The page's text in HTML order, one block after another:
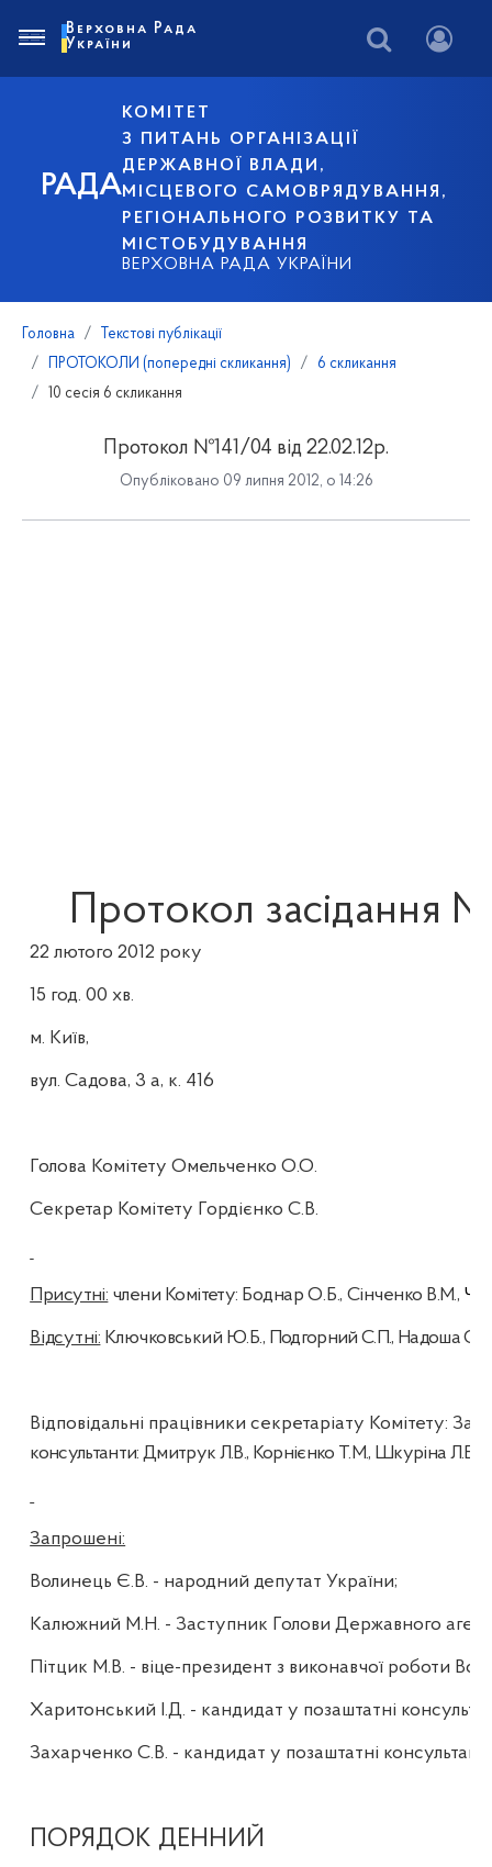
РАДА
КОМІТЕТ
З ПИТАНЬ ОРГАНІЗАЦІЇ
ДЕРЖАВНОЇ ВЛАДИ,
МІСЦЕВОГО САМОВРЯДУВАННЯ,
РЕГІОНАЛЬНОГО РОЗВИТКУ ТА
МІСТОБУДУВАННЯ
ВЕРХОВНА РАДА УКРАЇНИ
Верховна Рада
України
Головна
Текстові публікації
ПРОТОКОЛИ (попередні скликання)
6 скликання
10 сесія 6 скликання
Протокол №141/04 від 22.02.12р.
Опубліковано 09 липня 2012, о 14:26
Протокол засідання
22лютого 2012 року
15 год. 00 хв.
м. Київ,
вул. Садова, 3 а, к. 416
Голова КомітетуОмельченко О.О.
Секретар Комітету Гордієнко С.В.
Присутні: члени Комітету: Боднар О.Б., Сінченко В.М.,
Відсутні: Ключковський Ю.Б., Подгорний С.П., Надоша
Відповідальні працівники секретаріату Комітету:
консультанти: Дмитрук Л.В., Корнієнко Т.М., Шкуріна Л.Б.,
Запрошені:
Волинець Є.В. - народний депутат України;
Калюжний М.Н. - Заступник Голови Державного
Пітцик М.В. - віце-президент з виконавчої роботи
Харитонський І.Д. - кандидат у позаштатні
Захарченко С.В. - кандидат у позаштатні
ПОРЯДОК ДЕННИЙ